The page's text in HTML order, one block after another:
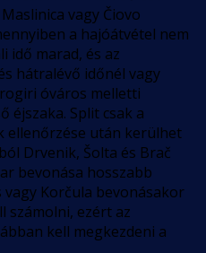
vagy Čiovo
a hajóátvétel nem
idő marad, és az
hátralévő időnél vagy
óváros melletti
éjszaka. Split csak a
ellenőrzése után kerülhet
Drvenik, Šolta és Brač
bevonása hosszabb
vagy Korčula bevonásakor
számolni, ezért az
kell megkezdeni a